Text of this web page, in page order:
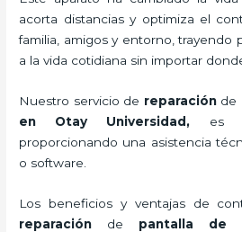
acorta distancias y optimiza el
familia, amigos y entorno, trayendo
a la vida cotidiana sin importar
Nuestro servicio de reparaciónde
en Otay Universidad, es
proporcionando una asistencia
o software.
Los beneficios y ventajas de
reparación de pantalla de